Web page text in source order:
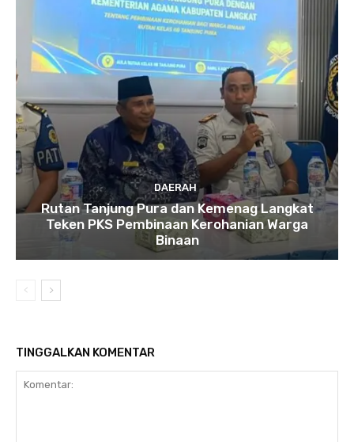
DAERAH
Rutan Tanjung Pura dan Kemenag Langkat
Teken PKS Pembinaan Kerohanian Warga
Binaan
TINGGALKAN KOMENTAR